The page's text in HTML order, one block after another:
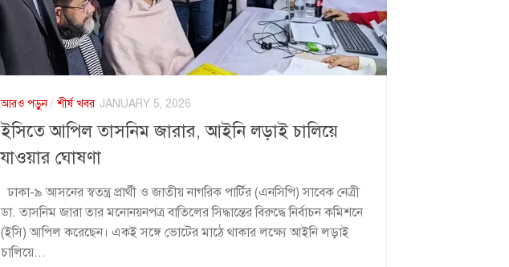
আরও পড়ুন/শীর্ষ খবর JANUARY 5, 2026
ইসিতে আপিল তাসনিম জারার, আইনি লড়াই চালিয়ে
যাওয়ার ঘোষণা
ঢাকা-৯ আসনের স্বতন্ত্র প্রার্থী ও জাতীয় নাগরিক পার্টির (এনসিপি) সাবেক নেত্রী
ডা. তাসনিম জারা তার মনোনয়নপত্র বাতিলের সিদ্ধান্তের বিরুদ্ধে নির্বাচন কমিশনে
(ইসি) আপিল করেছেন। একই সঙ্গে ভোটের মাঠে থাকার লক্ষ্যে আইনি লড়াই
চালিয়ে...